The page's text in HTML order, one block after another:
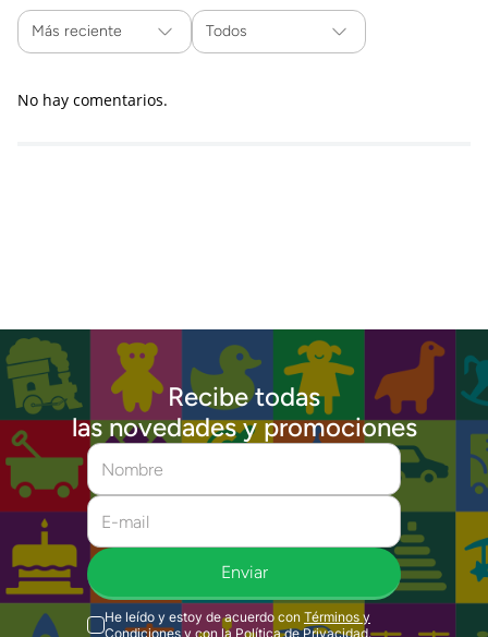
Más reciente Todos
No hay comentarios.
Recibe todas
las novedades y promociones
Enviar
He leído y estoy de acuerdo con Términos y
Condiciones y con la Política de Privacidad.